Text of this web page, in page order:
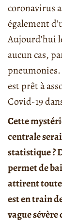
coronavirus
également
Aujourd’hui
aucun cas,
est prêt à
Covid-19
Cette
centrale
statistique ?
permet de
attirent toute
est en train
vague